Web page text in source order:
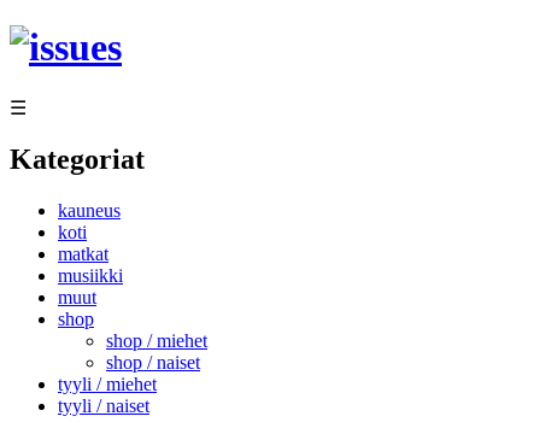
Siirry
sisältöön
☰
Kategoriat
kauneus
koti
matkat
musiikki
muut
shop
shop / miehet
shop / naiset
tyyli / miehet
tyyli / naiset